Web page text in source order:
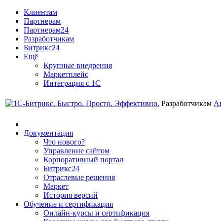
Клиентам
Партнерам
Партнерам24
Разработчикам
Битрикс24
Ещё
Крупные внедрения
Маркетплейс
Интеграция с 1С
Разработчикам
Документация
Что нового?
Управление сайтом
Корпоративный портал
Битрикс24
Отраслевые решения
Маркет
История версий
Обучение и сертификация
Онлайн-курсы и сертификация